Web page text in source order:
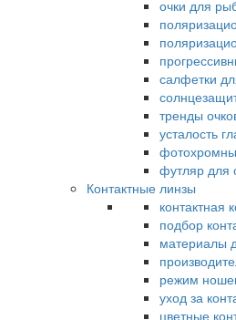
очки для
салфетки
тренды
усталость
футляр для
Контактные линзы
контактная
подбор
материалы
режим
уход за
цветные